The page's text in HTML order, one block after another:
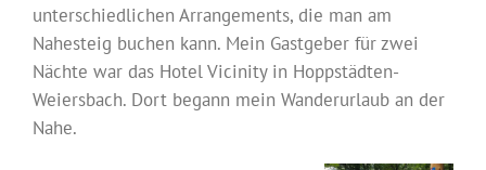
unterschiedlichen Arrangements, die man am
Nahesteig buchen kann. Mein Gastgeber für zwei
Nächte war das Hotel Vicinity in Hoppstädten-
Weiersbach. Dort begann mein Wanderurlaub an der
Nahe.